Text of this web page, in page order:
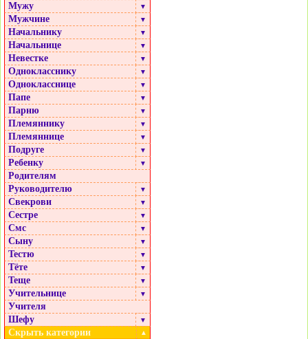
Мужу ▼
Мужчине ▼
Начальнику ▼
Начальнице ▼
Невестке ▼
Однокласснику ▼
Однокласснице ▼
Папе ▼
Парню ▼
Племяннику ▼
Племяннице ▼
Подруге ▼
Ребенку ▼
Родителям
Руководителю
▼
Свекрови ▼
Сестре ▼
Смс ▼
Сыну ▼
Тестю ▼
Тёте ▼
Теще ▼
Учительнице ▼
Учителя
Шефу
▼
Скрыть категории ▲